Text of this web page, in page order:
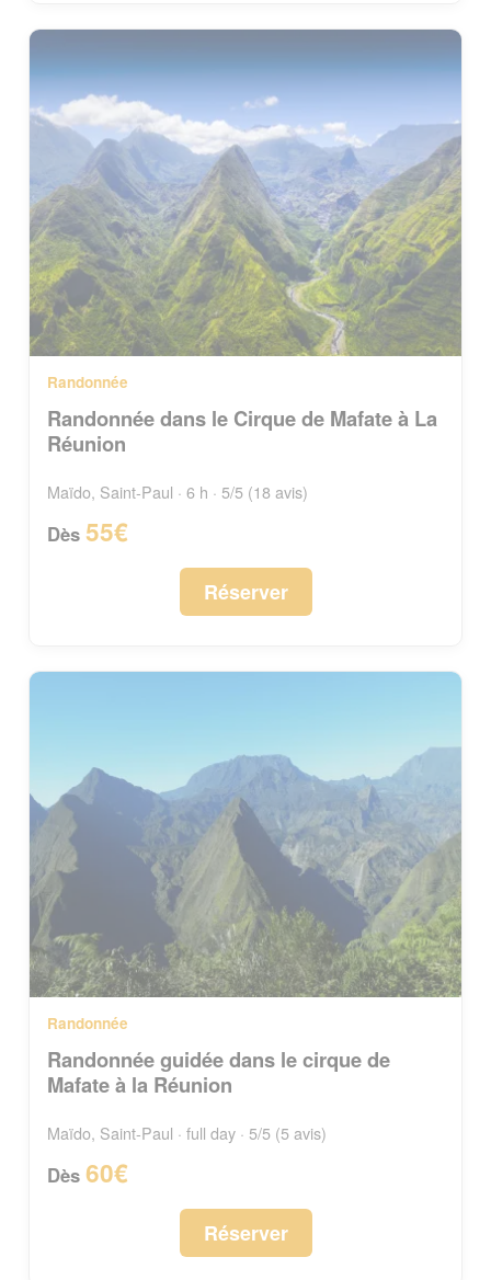
Randonnée
Randonnée dans le Cirque de Mafate à La
Réunion
Maïdo, Saint-Paul · 6 h · 5/5 (18 avis)
Dès 55€
Réserver
Randonnée
Randonnée guidée dans le cirque de
Mafate à la Réunion
Maïdo, Saint-Paul · full day · 5/5 (5 avis)
Dès 60€
Réserver